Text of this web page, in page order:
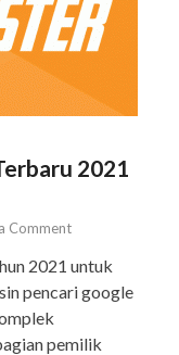
2021
Comment
2021 untuk
pencari google
pemilik